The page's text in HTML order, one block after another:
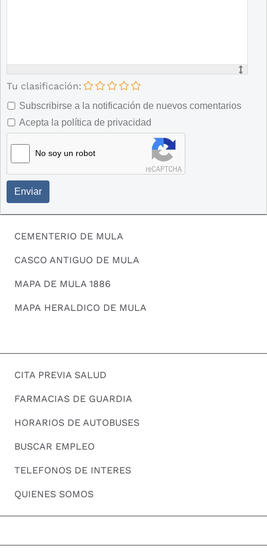
Tu clasificación:
Subscribirse a la notificación de nuevos comentarios
Acepta la política de privacidad
No soy un robot
Enviar
CEMENTERIO DE MULA
CASCO ANTIGUO DE MULA
MAPA DE MULA 1886
MAPA HERALDICO DE MULA
CITA PREVIA SALUD
FARMACIAS DE GUARDIA
HORARIOS DE AUTOBUSES
BUSCAR EMPLEO
TELEFONOS DE INTERES
QUIENES SOMOS